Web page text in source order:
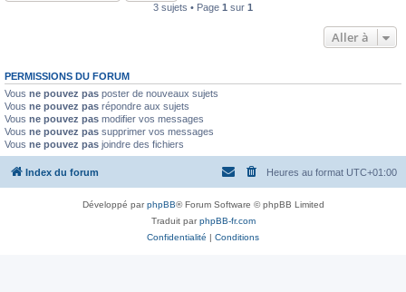
3 sujets • Page 1 sur 1
Aller à
PERMISSIONS DU FORUM
Vous ne pouvez pas poster de nouveaux sujets
Vous ne pouvez pas répondre aux sujets
Vous ne pouvez pas modifier vos messages
Vous ne pouvez pas supprimer vos messages
Vous ne pouvez pas joindre des fichiers
Index du forum Heures au format UTC+01:00
Développé parphpBB® Forum Software © phpBB Limited
Traduit parphpBB-fr.com
Confidentialité | Conditions